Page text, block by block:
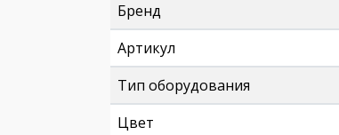
Бренд
Артикул
Тип оборудования
Цвет